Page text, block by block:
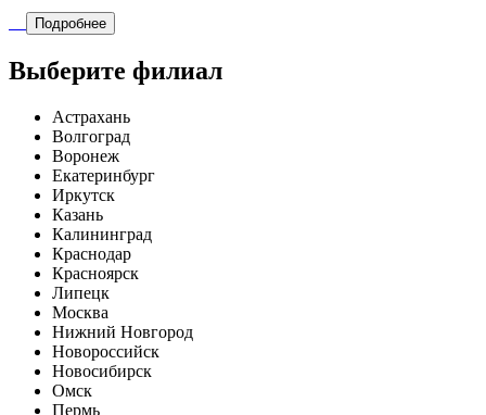
Подробнее
Выберите филиал
Астрахань
Волгоград
Воронеж
Екатеринбург
Иркутск
Казань
Калининград
Краснодар
Красноярск
Липецк
Москва
Нижний Новгород
Новороссийск
Новосибирск
Омск
Пермь